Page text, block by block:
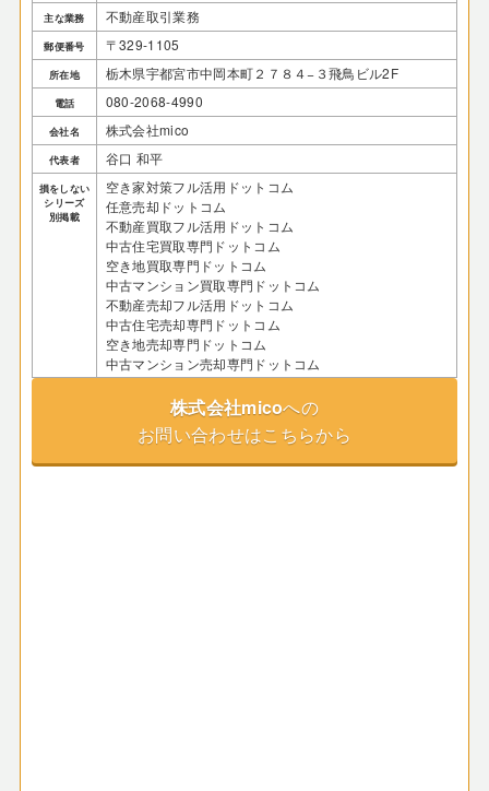
主な業務 不動産取引業務
郵便番号 〒329-1105
所在地 栃木県宇都宮市中岡本町２７８４−３飛鳥ビル2F
電話 080-2068-4990
会社名 株式会社mico
代表者 谷口 和平
損をしない
シリーズ
別掲載
空き家対策フル活用ドットコム
任意売却ドットコム
不動産買取フル活用ドットコム
中古住宅買取専門ドットコム
空き地買取専門ドットコム
中古マンション買取専門ドットコム
不動産売却フル活用ドットコム
中古住宅売却専門ドットコム
空き地売却専門ドットコム
中古マンション売却専門ドットコム
株式会社micoへの
お問い合わせはこちらから